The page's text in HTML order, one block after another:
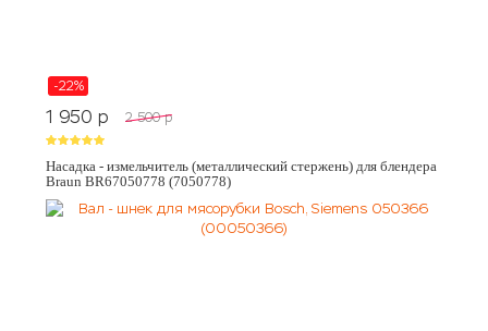
-22%
1 950 p 2 500 p
Насадка - измельчитель (металлический стержень) для блендера
Braun BR67050778 (7050778)